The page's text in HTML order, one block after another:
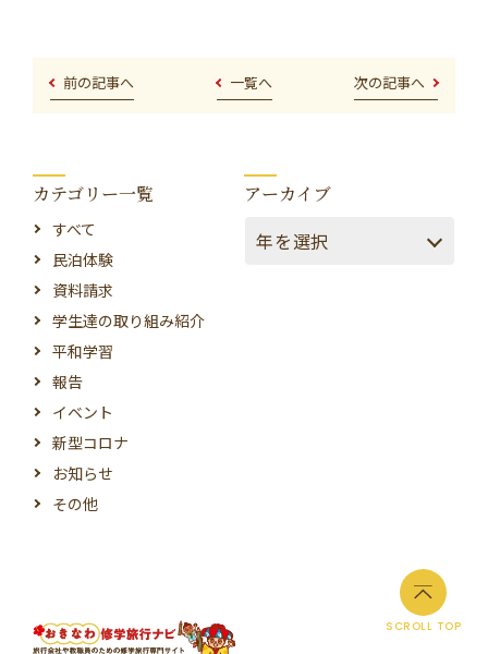
カテゴリー一覧
すべて
民泊体験
資料請求
学生達の取り組み紹介
平和学習
報告
イベント
新型コロナ
お知らせ
その他
アーカイブ
前の記事へ 一覧へ 次の記事へ
SCROLL TOP